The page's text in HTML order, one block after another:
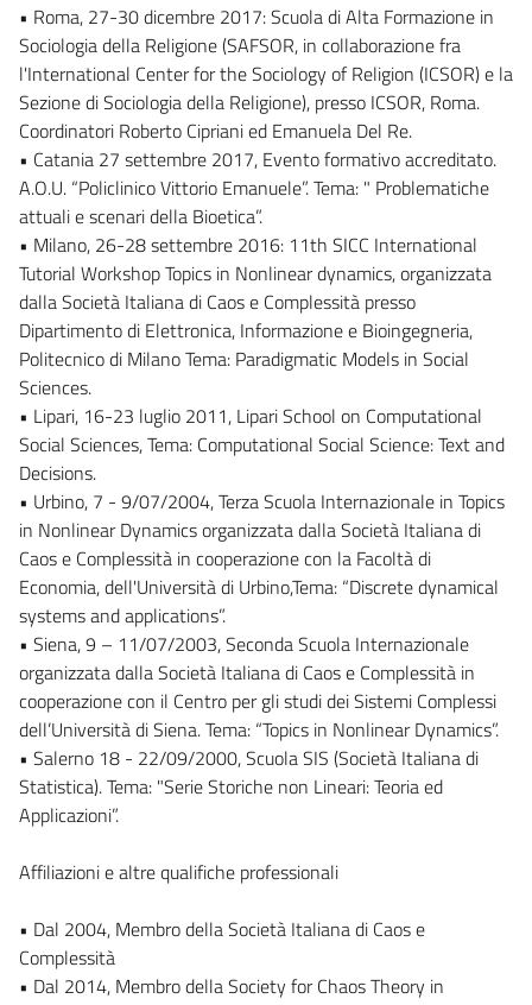
• Roma, 27-30 dicembre 2017: Scuola di Alta Formazione in
Sociologia della Religione (SAFSOR, in collaborazione fra
l'International Center for the Sociology of Religion (ICSOR) e la
Sezione di Sociologia della Religione), presso ICSOR, Roma.
Coordinatori Roberto Cipriani ed Emanuela Del Re.
• Catania 27 settembre 2017, Evento formativo accreditato.
A.O.U. “Policlinico Vittorio Emanuele”. Tema: " Problematiche
attuali e scenari della Bioetica”.
• Milano, 26-28 settembre 2016: 11th SICC International
Tutorial Workshop Topics in Nonlinear dynamics, organizzata
dalla Società Italiana di Caos e Complessità presso
Dipartimento di Elettronica, Informazione e Bioingegneria,
Politecnico di Milano Tema: Paradigmatic Models in Social
Sciences.
• Lipari, 16-23 luglio 2011, Lipari School on Computational
Social Sciences, Tema: Computational Social Science: Text and
Decisions.
• Urbino, 7 - 9/07/2004, Terza Scuola Internazionale in Topics
in Nonlinear Dynamics organizzata dalla Società Italiana di
Caos e Complessità in cooperazione con la Facoltà di
Economia, dell'Università di Urbino,Tema: “Discrete dynamical
systems and applications”.
• Siena, 9 – 11/07/2003, Seconda Scuola Internazionale
organizzata dalla Società Italiana di Caos e Complessità in
cooperazione con il Centro per gli studi dei Sistemi Complessi
dell’Università di Siena. Tema: “Topics in Nonlinear Dynamics”.
• Salerno 18 - 22/09/2000, Scuola SIS (Società Italiana di
Statistica). Tema: "Serie Storiche non Lineari: Teoria ed
Applicazioni”.
Affiliazioni e altre qualifiche professionali
• Dal 2004, Membro della Società Italiana di Caos e
Complessità
• Dal 2014, Membro della Society for Chaos Theory in